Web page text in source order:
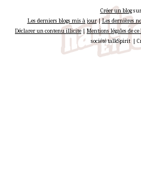
Créer un blogsur
Les derniers blogs mis à jour|Les dernières
Déclarer un contenu illicite|Mentions légales de ce
société talkSpirit |